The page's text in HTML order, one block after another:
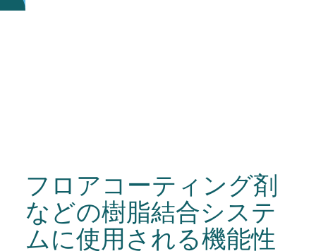
フロアコーティング剤
などの樹脂結合システ
ムに使用される機能性